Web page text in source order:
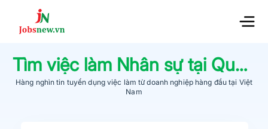
Tìm việc làm Nhân sựtại Quảng Ninh
Hàng nghìn tin tuyển dụng việc làm từdoanh nghiệp hàng đầu tại Việt
Nam